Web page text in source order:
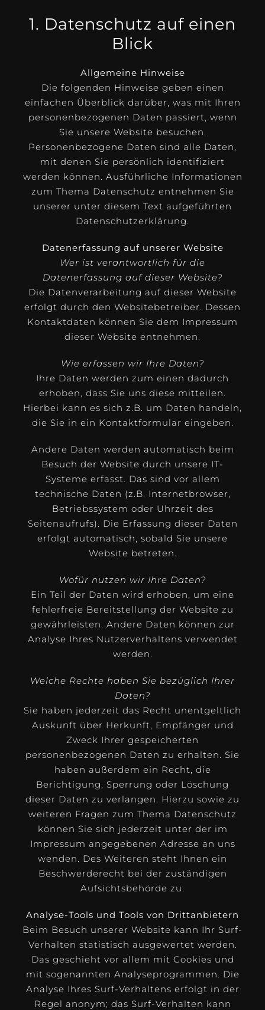
1. Datenschutz auf einen
Blick
Allgemeine Hinweise
Die folgenden Hinweise geben einen
einfachen Überblick darüber, was mit Ihren
personenbezogenen Daten passiert, wenn
Sie unsere Website besuchen.
Personenbezogene Daten sind alle Daten,
mit denen Sie persönlich identifiziert
werden können. Ausführliche Informationen
zum Thema Datenschutz entnehmen Sie
unserer unter diesem Text aufgeführten
Datenschutzerklärung.
Datenerfassung auf unserer Website
Wer ist verantwortlich für die
Datenerfassung auf dieser Website?
Die Datenverarbeitung auf dieser Website
erfolgt durch den Websitebetreiber. Dessen
Kontaktdaten können Sie dem Impressum
dieser Website entnehmen.
Wie erfassen wir Ihre Daten?
Ihre Daten werden zum einen dadurch
erhoben, dass Sie uns diese mitteilen.
Hierbei kann es sich z.B. um Daten handeln,
die Sie in ein Kontaktformular eingeben.
Andere Daten werden automatisch beim
Besuch der Website durch unsere IT-
Systeme erfasst. Das sind vor allem
technische Daten (z.B. Internetbrowser,
Betriebssystem oder Uhrzeit des
Seitenaufrufs). Die Erfassung dieser Daten
erfolgt automatisch, sobald Sie unsere
Website betreten.
Wofür nutzen wir Ihre Daten?
Ein Teil der Daten wird erhoben, um eine
fehlerfreie Bereitstellung der Website zu
gewährleisten. Andere Daten können zur
Analyse Ihres Nutzerverhaltens verwendet
werden.
Welche Rechte haben Sie bezüglich Ihrer
Daten?
Sie haben jederzeit das Recht unentgeltlich
Auskunft über Herkunft, Empfänger und
Zweck Ihrer gespeicherten
personenbezogenen Daten zu erhalten. Sie
haben außerdem ein Recht, die
Berichtigung, Sperrung oder Löschung
dieser Daten zu verlangen. Hierzu sowie zu
weiteren Fragen zum Thema Datenschutz
können Sie sich jederzeit unter der im
Impressum angegebenen Adresse an uns
wenden. Des Weiteren steht Ihnen ein
Beschwerderecht bei der zuständigen
Aufsichtsbehörde zu.
Analyse-Tools und Tools von Drittanbietern
Beim Besuch unserer Website kann Ihr Surf-
Verhalten statistisch ausgewertet werden.
Das geschieht vor allem mit Cookies und
mit sogenannten Analyseprogrammen. Die
Analyse Ihres Surf-Verhaltens erfolgt in der
Regel anonym; das Surf-Verhalten kann